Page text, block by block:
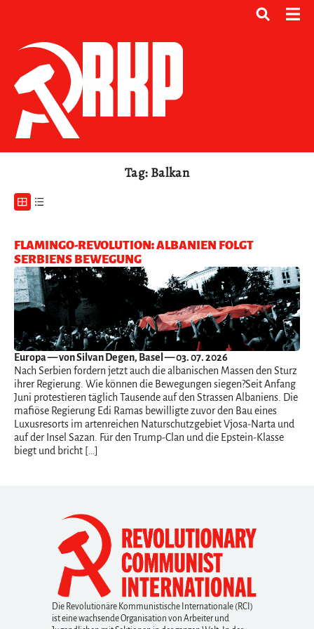
Tag: Balkan
FLAMINGO-REVOLUTION: ALBANIEN FOLGT
SERBIENS BEWEGUNG
Europa— von Silvan Degen, Basel — 03. 07. 2026
Nach Serbien fordern jetzt auch die albanischen Massen den Sturz
ihrer Regierung. Wie können die Bewegungen siegen?Seit Anfang
Juni protestieren täglich Tausende auf den Strassen Albaniens. Die
mafiöse Regierung Edi Ramas bewilligte zuvor den Bau eines
Luxusresorts im artenreichen Naturschutzgebiet Vjosa-Narta und
auf der Insel Sazan. Für den Trump-Clan und die Epstein-Klasse
biegt und bricht […]
Die Revolutionäre Kommunistische Internationale (RCI)
ist eine wachsende Organisation von Arbeiter und